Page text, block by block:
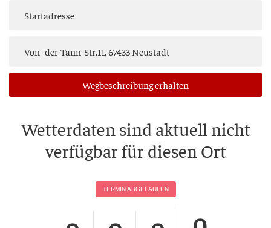
Weg­be­schrei­bung erhalten
Wet­ter­da­ten sind aktu­ell nicht
ver­füg­bar für die­sen Ort
TER­MIN ABGELAUFEN